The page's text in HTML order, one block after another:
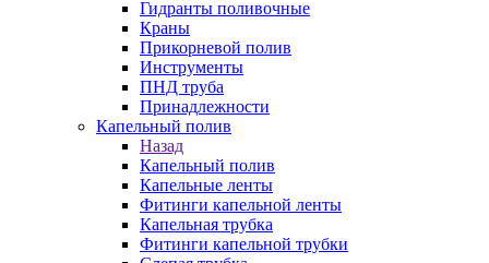
Гидранты поливочные
Краны
Прикорневой полив
Инструменты
ПНД труба
Принадлежности
Капельный полив
Назад
Капельный полив
Капельные ленты
Фитинги капельной ленты
Капельная трубка
Фитинги капельной трубки